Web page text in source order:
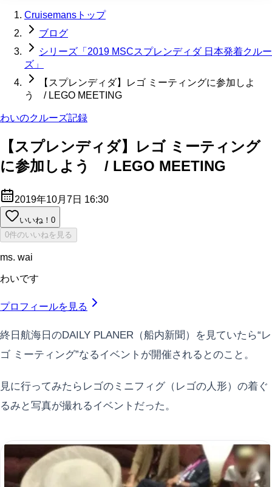
Cruisemansトップ
ブログ
シリーズ「2019 MSCスプレンディダ 日本発着クルー
ズ」
【スプレンディダ】レゴ ミーティングに参加しよ
う / LEGO MEETING
わいのクルーズ記録
【スプレンディダ】レゴ ミーティング
に参加しよう / LEGO MEETING
2019年10月7日 16:30
いいね！ 0
0件のいいねを見る
ms. wai
わいです
プロフィールを見る
終日航海日のDAILY PLANER（船内新聞）を見ていたら“レ
ゴ ミーティング”なるイベントが開催されるとのこと。
見に行ってみたらレゴのミニフィグ（レゴの人形）の着ぐ
るみと写真が撮れるイベントだった。